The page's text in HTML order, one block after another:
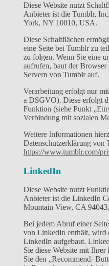
Diese Website nutzt
Anbieter ist die Tumblr,
York, NY 10010, USA.
Diese Schaltflächen
eine Seite bei Tumblr zu
zu folgen. Wenn Sie eine
aufrufen, baut der
Servern von Tumblr auf.
Verarbeitung erfolgt nur
a DSGVO). Diese erfolgt
Funktion (siehe Punkt
Verbindung mit sozialen
Weitere Informationen
Datenschutzerklärung von
https://www.tumblr.com/
LinkedIn
Diese Website nutzt
Anbieter ist die LinkedIn
Mountain View, CA
Bei jedem Abruf einer
von LinkedIn enthält, wird
LinkedIn aufgebaut.
Sie diese Website mit Ihrer
Sie den „Recommend-